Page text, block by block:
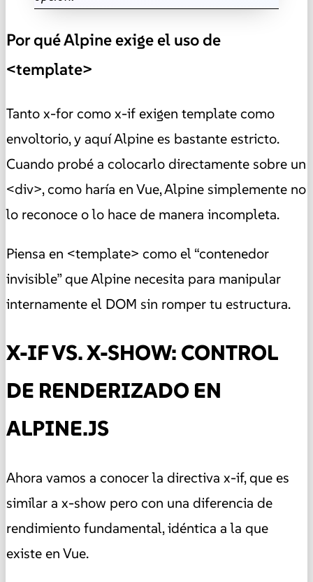
Por qué Alpine exige el uso de
<template>
Tanto x-for como x-if exigen template como
envoltorio, y aquí Alpine es bastante estricto.
Cuando probé a colocarlo directamente sobre un
<div>, como haría en Vue, Alpine simplemente no
lo reconoce o lo hace de manera incompleta.
Piensa en <template> como el “contenedor
invisible” que Alpine necesita para manipular
internamente el DOM sin romper tu estructura.
X-IF VS. X-SHOW: CONTROL
DE RENDERIZADO EN
ALPINE.JS
Ahora vamos a conocer la directiva x-if, que es
similar a x-show pero con una diferencia de
rendimiento fundamental, idéntica a la que
existe en Vue.